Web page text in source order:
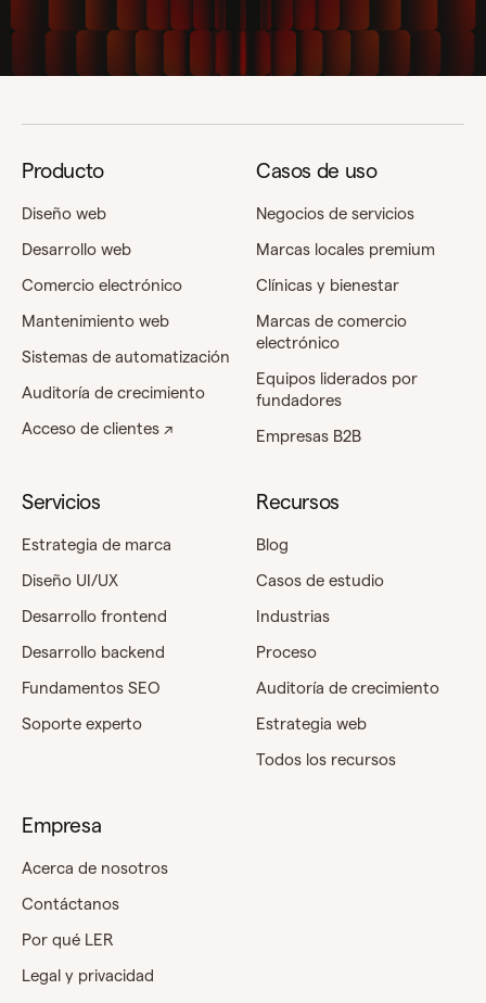
Producto
Diseño web
Desarrollo web
Comercio electrónico
Mantenimiento web
Sistemas de automatización
Auditoría de crecimiento
Acceso de clientes ↗
Casos de uso
Negocios de servicios
Marcas locales premium
Clínicas y bienestar
Marcas de comercio
electrónico
Equipos liderados por
fundadores
Empresas B2B
Servicios
Estrategia de marca
Diseño UI/UX
Desarrollo frontend
Desarrollo backend
Fundamentos SEO
Soporte experto
Recursos
Blog
Casos de estudio
Industrias
Proceso
Auditoría de crecimiento
Estrategia web
Todos los recursos
Empresa
Acerca de nosotros
Contáctanos
Por qué LER
Legal y privacidad